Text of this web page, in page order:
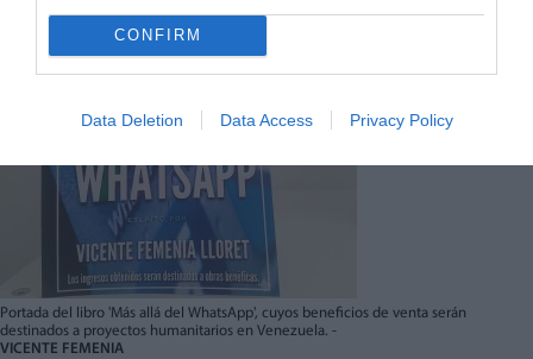
CONFIRM
Data Deletion Data Access Privacy Policy
Portada del libro 'Más allá del WhatsApp', cuyos beneficios de venta serán
destinados a proyectos humanitarios en Venezuela. -
VICENTE FEMENIA